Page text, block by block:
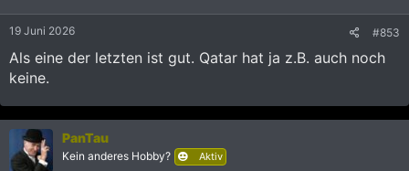
n
19 Juni 2026 #853
Als eine der letzten ist gut. Qatar hat ja z.B. auch noch
keine.
PanTau
Kein anderes Hobby? Aktiv